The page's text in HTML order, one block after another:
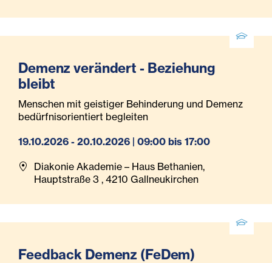
Demenz verändert - Beziehung
bleibt
Menschen mit geistiger Behinderung und Demenz
bedürfnisorientiert begleiten
19.10.2026 - 20.10.2026 | 09:00 bis 17:00
Diakonie Akademie – Haus Bethanien,
Hauptstraße 3 , 4210 Gallneukirchen
Feedback Demenz (FeDem)